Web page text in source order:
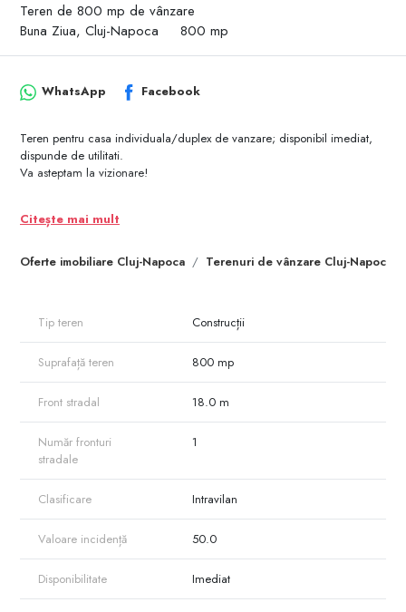
Teren de 800 mp de vânzare
Buna Ziua, Cluj-Napoca
800 mp
Oferte imobiliare Cluj-Napoca Terenuri de vânzare Cluj-Napoca
WhatsApp Facebook
Teren pentru casa individuala/duplex de vanzare; disponibil imediat,
dispunde de utilitati.
Va asteptam la vizionare!
Citește mai mult
Tip teren Construcții
Suprafață teren 800 mp
Front stradal 18.0 m
Număr fronturi
stradale
1
Clasificare Intravilan
Valoare incidență 50.0
Disponibilitate Imediat